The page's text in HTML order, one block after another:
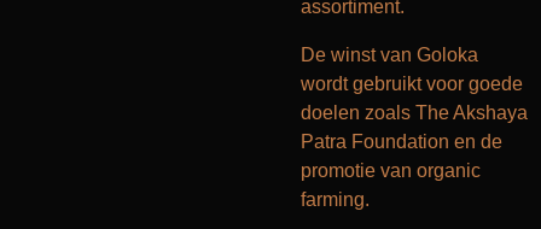
assortiment.
De winst van Goloka
wordt gebruikt voor goede
doelen zoals The Akshaya
Patra Foundation en de
promotie van organic
farming.